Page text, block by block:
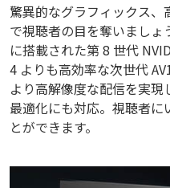
驚異的なグラフィックス
で視聴者の目を奪いましょ
に搭載された第 8 世代
4 よりも高効率な次世代
より高解像度な配信を実
最適化にも対応。視聴者
とができます。